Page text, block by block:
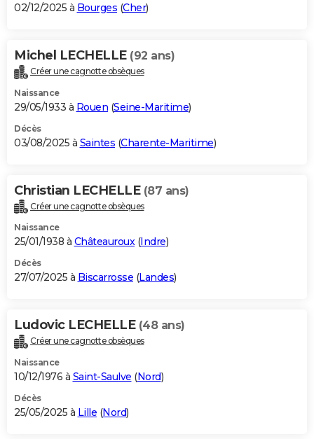
02/12/2025 à Bourges (Cher)
Michel LECHELLE (92 ans)
Créer une cagnotte obsèques
Naissance
29/05/1933 à Rouen (Seine-Maritime)
Décès
03/08/2025 à Saintes (Charente-Maritime)
Christian LECHELLE (87 ans)
Créer une cagnotte obsèques
Naissance
25/01/1938 à Châteauroux(Indre)
Décès
27/07/2025 à Biscarrosse (Landes)
Ludovic LECHELLE (48 ans)
Créer une cagnotte obsèques
Naissance
10/12/1976 à Saint-Saulve (Nord)
Décès
25/05/2025 à Lille (Nord)